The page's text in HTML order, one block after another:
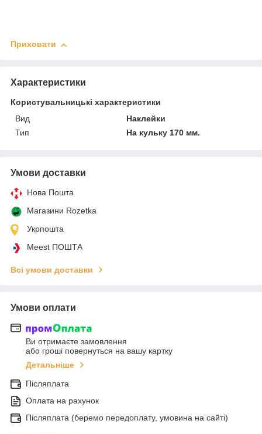
Приховати
Характеристики
Користувальницькі характеристики
Вид
Наклейки
Тип
На кульку 170 мм.
Умови доставки
Нова Пошта
Магазини Rozetka
Укрпошта
Meest ПОШТА
Всі умови доставки
Умови оплати
Ви отримаєте замовлення
або гроші повернуться на вашу картку
Детальніше
Післяплата
Оплата на рахунок
Післяплата (беремо передоплату, умовина на сайті)